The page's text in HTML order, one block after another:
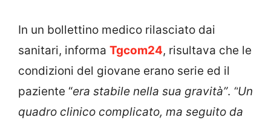
In un bollettino medico rilasciato dai
sanitari, informa Tgcom24, risultava che le
condizioni del giovane erano serie ed il
paziente “era stabile nella sua gravità”. “Un
quadro clinico complicato, ma seguito da